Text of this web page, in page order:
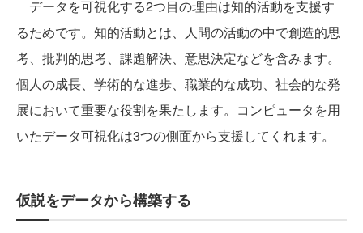
データを可視化する2つ目の理由は知的活動を支援す
るためです。知的活動とは、人間の活動の中で創造的思
考、批判的思考、課題解決、意思決定などを含みます。
個人の成長、学術的な進歩、職業的な成功、社会的な発
展において重要な役割を果たします。コンピュータを用
いたデータ可視化は3つの側面から支援してくれます。
仮説をデータから構築する